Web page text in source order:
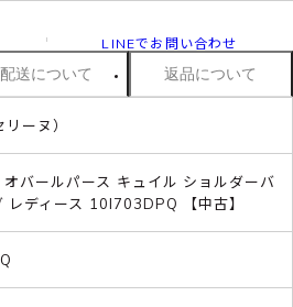
LINEでお問い合わせ
配送について 返品について
ーヌ）
オバールパース キュイル ショルダーバ
レディース 10I703DPQ 【中古】